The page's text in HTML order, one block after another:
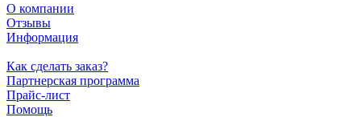
О компании
Отзывы
Информация
Как сделать заказ?
Партнерская программа
Прайс-лист
Помощь